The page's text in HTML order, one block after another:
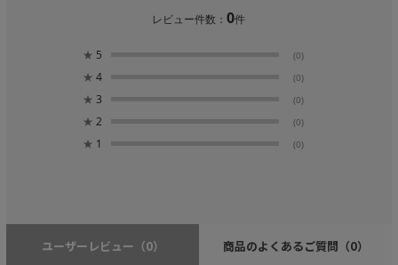
レビュー件数：0件
★ 5 (0)
★ 4 (0)
★ 3 (0)
★ 2 (0)
★ 1 (0)
ユーザーレビュー （0） 商品のよくあるご質問 （0）